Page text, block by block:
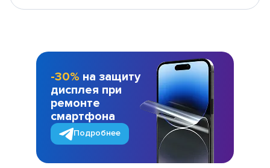
-30% на защиту
дисплея при
ремонте
смартфона
Подробнее